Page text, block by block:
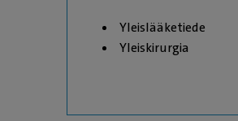
Yleislääketiede
Yleiskirurgia